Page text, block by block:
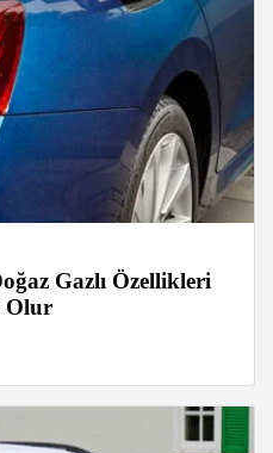
Gazlı Özellikleri
Olur